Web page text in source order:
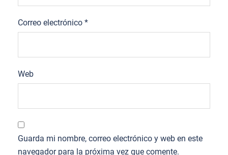
Correo electrónico *
Web
Guarda mi nombre, correo electrónico y web en este
navegador para la próxima vez que comente.